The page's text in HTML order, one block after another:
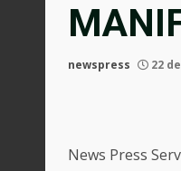
newspress 22
News Press